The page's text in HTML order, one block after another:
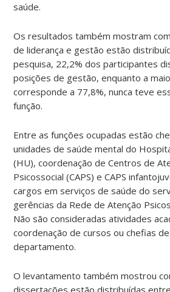
saúde.
Os resultados também mostram
de liderança e gestão estão
pesquisa, 22,2% dos participantes
posições de gestão, enquanto a
corresponde a 77,8%, nunca teve
função.
Entre as funções ocupadas estão
unidades de saúde mental do
(HU), coordenação de Centros de
Psicossocial (CAPS) e CAPS
cargos em serviços de saúde do
gerências da Rede de Atenção
Não são consideradas atividades
coordenação de cursos ou chefias de
departamento.
O levantamento também mostrou
dissertações estão distribuídas